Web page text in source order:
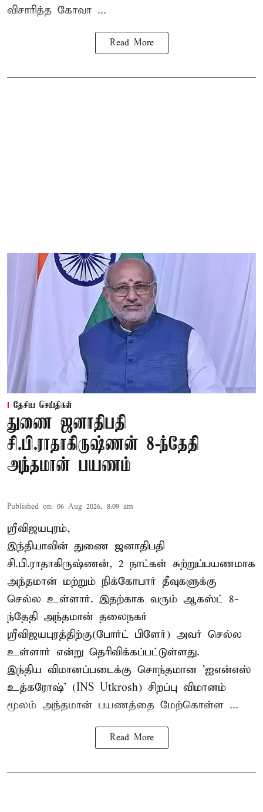
விசாரித்த கோவா ...
Read More
தேசிய செய்திகள்
துணை ஜனாதிபதி
சி.பி.ராதாகிருஷ்ணன் 8-ந்தேதி
அந்தமான் பயணம்
Published on: 06 Aug 2026, 8:09 am
ஸ்ரீவிஜயபுரம்,
இந்தியாவின் துணை ஜனாதிபதி
சி.பி.ராதாகிருஷ்ணன், 2 நாட்கள் சுற்றுப்பயணமாக
அந்தமான் மற்றும் நிக்கோபார் தீவுகளுக்கு
செல்ல உள்ளார். இதற்காக வரும் ஆகஸ்ட் 8-
ந்தேதி அந்தமான் தலைநகர்
ஸ்ரீவிஜயபுரத்திற்கு(போர்ட் பிளேர்) அவர் செல்ல
உள்ளார் என்று தெரிவிக்கப்பட்டுள்ளது.
இந்திய விமானப்படைக்கு சொந்தமான 'ஐஎன்எஸ்
உத்கரோஷ்' (INS Utkrosh) சிறப்பு விமானம்
மூலம் அந்தமான் பயணத்தை மேற்கொள்ள ...
Read More